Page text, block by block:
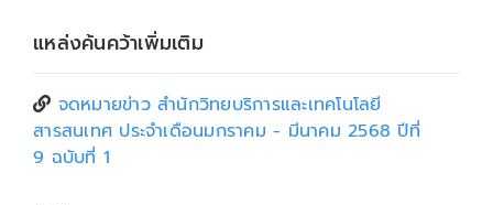
แหล่งค้นคว้าเพิ่มเติม
จดหมายข่าว สำนักวิทยบริการและเทคโนโลยี
สารสนเทศ ประจำเดือนมกราคม - มีนาคม 2568 ปีที่
9 ฉบับที่ 1